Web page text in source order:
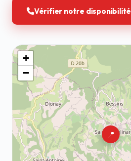
Vérifier notre disponibilité
📍
+
−